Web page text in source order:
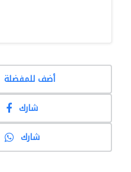
أضف للمفضلة
شارك
شارك